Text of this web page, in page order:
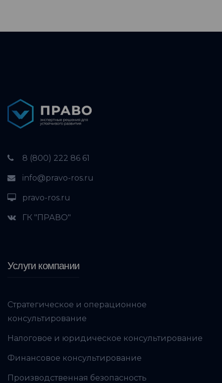
8 (800) 222 86 61
info@pravo-ros.ru
pravo-ros.ru
ГК "ПРАВО"
Услуги компании
Стратегическое и операционное
консультирование
Налоговое и юридическое консультирование
Финансовое консультирование
Производственная безопасность